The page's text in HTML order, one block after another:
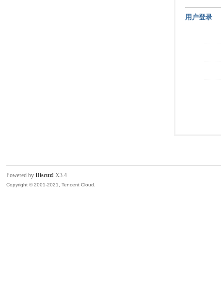
用户登录
Powered byDiscuz! X3.4
Copyright © 2001-2021, Tencent Cloud.